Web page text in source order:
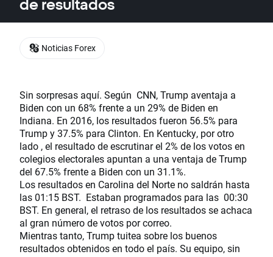
de resultados
Sin sorpresas aquí. Según CNN, Trump aventaja a
Biden con un 68% frente a un 29% de Biden en
Indiana. En 2016, los resultados fueron 56.5% para
Trump y 37.5% para Clinton. En Kentucky, por otro
lado , el resultado de escrutinar el 2% de los votos en
colegios electorales apuntan a una ventaja de Trump
del 67.5% frente a Biden con un 31.1%.
Los resultados en Carolina del Norte no saldrán hasta
las 01:15 BST. Estaban programados para las 00:30
BST. En general, el retraso de los resultados se achaca
al gran número de votos por correo.
Mientras tanto, Trump tuitea sobre los buenos
resultados obtenidos en todo el país. Su equipo, sin
Noticias Forex